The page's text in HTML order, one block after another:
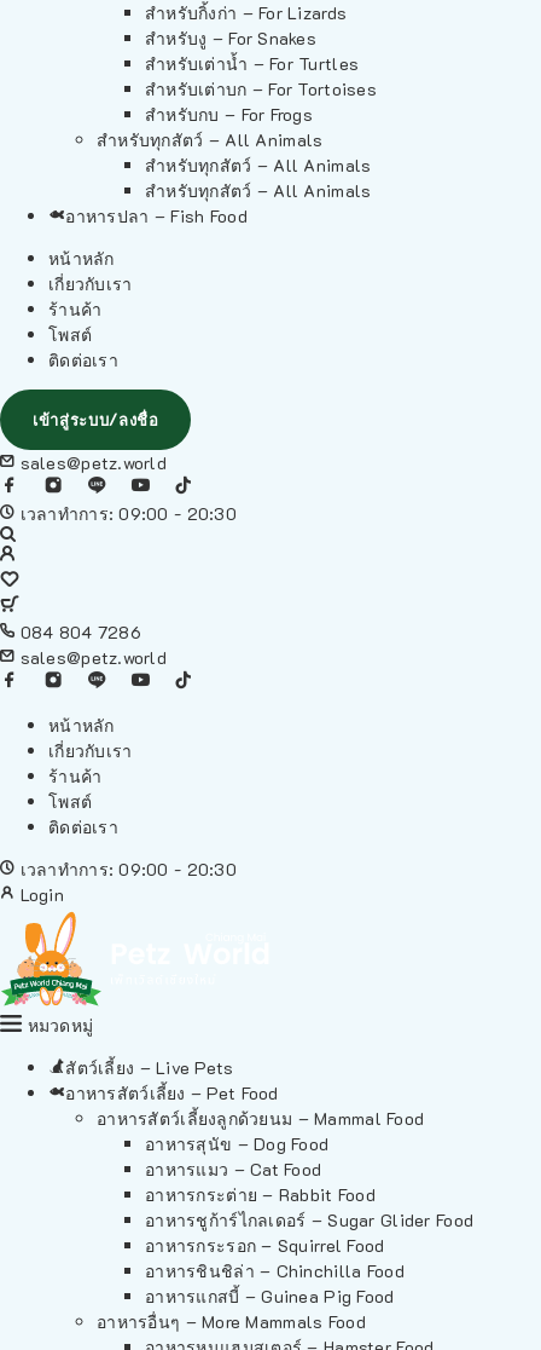
สำหรับกิ้งก่า – For Lizards
สำหรับงู – For Snakes
สำหรับเต่าน้ำ – For Turtles
สำหรับเต่าบก – For Tortoises
สำหรับกบ – For Frogs
สำหรับทุกสัตว์ – All Animals
สำหรับทุกสัตว์ – All Animals
สำหรับทุกสัตว์ – All Animals
อาหารปลา – Fish Food
หน้าหลัก
เกี่ยวกับเรา
ร้านค้า
โพสต์
ติดต่อเรา
เข้าสู่ระบบ/ลงชื่อ
sales@petz.world
เวลาทำการ: 09:00 - 20:30
084 804 7286
sales@petz.world
หน้าหลัก
เกี่ยวกับเรา
ร้านค้า
โพสต์
ติดต่อเรา
เวลาทำการ: 09:00 - 20:30
Login
หมวดหมู่
สัตว์เลี้ยง – Live Pets
อาหารสัตว์เลี้ยง – Pet Food
อาหารสัตว์เลี้ยงลูกด้วยนม – Mammal Food
อาหารสุนัข – Dog Food
อาหารแมว – Cat Food
อาหารกระต่าย – Rabbit Food
อาหารชูก้าร์ไกลเดอร์ – Sugar Glider Food
อาหารกระรอก – Squirrel Food
อาหารชินชิล่า – Chinchilla Food
อาหารแกสบี้ – Guinea Pig Food
อาหารอื่นๆ – More Mammals Food